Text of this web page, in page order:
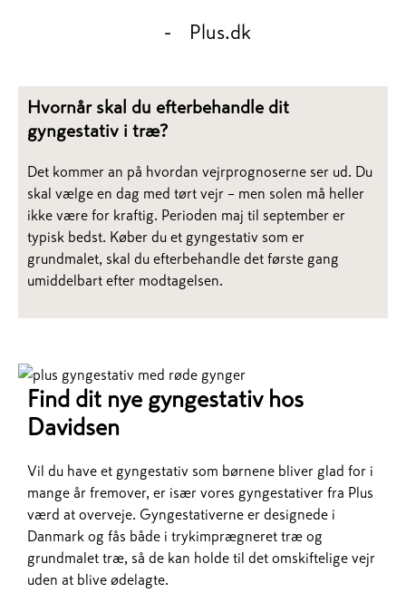
- Plus.dk
Hvornår skal du efterbehandle dit
gyngestativ i træ?
Det kommer an på hvordan vejrprognoserne ser ud. Du
skal vælge en dag med tørt vejr – men solen må heller
ikke være for kraftig. Perioden maj til september er
typisk bedst. Køber du et gyngestativ som er
grundmalet, skal du efterbehandle det første gang
umiddelbart efter modtagelsen.
Find dit nye gyngestativ hos
Davidsen
Vil du have et gyngestativ som børnene bliver glad for i
mange år fremover, er især vores gyngestativer fra Plus
værd at overveje. Gyngestativerne er designede i
Danmark og fås både i trykimprægneret træ og
grundmalet træ, så de kan holde til det omskiftelige vejr
uden at blive ødelagte.